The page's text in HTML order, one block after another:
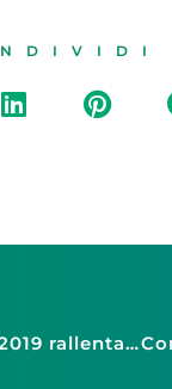
Consumi: Confesercenti, Italia maglia nera in Europa, nel 2019 rallentano di nuovo